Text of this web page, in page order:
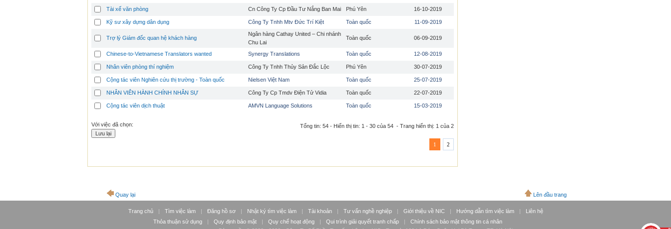
Tài xế văn phòng Cn Công Ty Cp Đầu Tư Nắng Ban Mai Phú Yên 16-10-2019
Kỹ sư xây dựng dân dụng Công Ty Tnhh Mtv Đức Trí Kiệt Toàn quốc 11-09-2019
Trợ lý Giám đốc quan hệ khách hàng
Ngân hàng Cathay United – Chi nhánh
Chu Lai
Toàn quốc 06-09-2019
Chinese-to-Vietnamese Translators wanted Synergy Translations Toàn quốc 12-08-2019
Nhân viên phòng thí nghiệm Công Ty Tnhh Thủy Sản Đắc Lộc Phú Yên 30-07-2019
Cộng tác viên Nghiên cứu thị trường - Toàn quốc Nielsen Việt Nam Toàn quốc 25-07-2019
NHÂN VIÊN HÀNH CHÍNH NHÂN SỰ Công Ty Cp Tmdv Điện Tử Vidia Toàn quốc 22-07-2019
Cộng tác viên dịch thuật AMVN Language Solutions Toàn quốc 15-03-2019
Với việc đã chọn: Tổng tin: 54 - Hiển thị tin: 1 - 30 của 54 - Trang hiển thị: 1 của 2
1 2
Quay lại Lên đầu trang
Trang chủ | Tìm việc làm | Đăng hồ sơ | Nhật ký tìm việc làm | Tài khoản | Tư vấn nghề nghiệp | Giới thiệu về NIC | Hướng dẫn tìm việc làm |
Liên hệ
Thỏa thuận sử dụng
| Quy định bảo mật | Quy chế hoạt động | Qui trình giải quyết tranh chấp |
Chính sách bảo mật thông tin cá nhân